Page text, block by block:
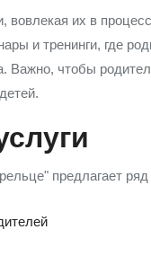
вовлекая их в
и тренинги, где
Важно, чтобы
предлагает ряд